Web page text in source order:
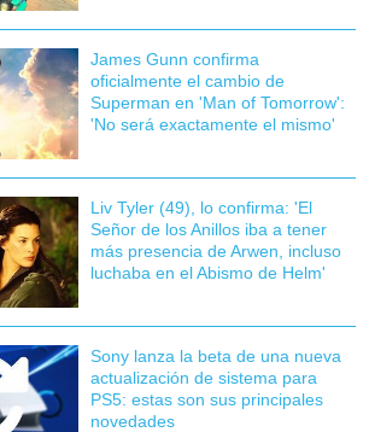
James Gunn confirma
oficialmente el cambio de
Superman en 'Man of Tomorrow':
'No será exactamente el mismo'
Liv Tyler (49), lo confirma: 'El
Señor de los Anillos iba a tener
más presencia de Arwen, incluso
luchaba en el Abismo de Helm'
Sony lanza la beta de una nueva
actualización de sistema para
PS5: estas son sus principales
novedades